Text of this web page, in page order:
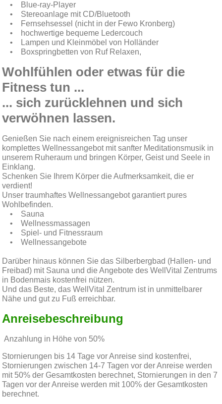
• Blue-ray-Player
• Stereoanlage mit CD/Bluetooth
• Fernsehsessel (nicht in der Fewo Kronberg)
• hochwertige bequeme Ledercouch
• Lampen und Kleinmöbel von Holländer
• Boxspringbetten von Ruf Relaxen,
Wohlfühlen oder etwas für die
Fitness tun ...
... sich zurücklehnen und sich
verwöhnen lassen.
Genießen Sie nach einem ereignisreichen Tag unser
komplettes Wellnessangebot mit sanfter Meditationsmusik in
unserem Ruheraum und bringen Körper, Geist und Seele in
Einklang.
Schenken Sie Ihrem Körper die Aufmerksamkeit, die er
verdient!
Unser traumhaftes Wellnessangebot garantiert pures
Wohlbefinden.
• Sauna
• Wellnessmassagen
• Spiel- und Fitnessraum
• Wellnessangebote
Darüber hinaus können Sie das Silberbergbad (Hallen- und
Freibad) mit Sauna und die Angebote des WellVital Zentrums
in Bodenmais kostenfrei nützen.
Und das Beste, das WellVital Zentrum ist in unmittelbarer
Nähe und gut zu Fuß erreichbar.
Anreisebeschreibung
Anzahlung in Höhe von 50%
Stornierungen bis 14 Tage vor Anreise sind kostenfrei,
Stornierungen zwischen 14-7 Tagen vor der Anreise werden
mit 50% der Gesamtkosten berechnet, Stornierungen in den 7
Tagen vor der Anreise werden mit 100% der Gesamtkosten
berechnet.